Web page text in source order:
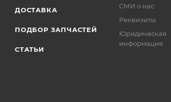
ДОСТАВКА
ПОДБОР ЗАПЧАСТЕЙ
СТАТЬИ
СМИ о нас
Реквизиты
Юридическая
информация